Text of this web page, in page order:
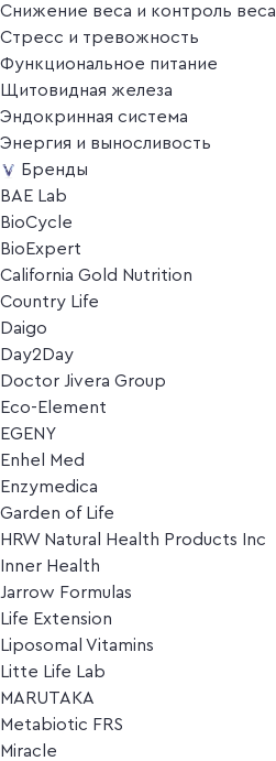
Снижение веса и контроль веса
Стресс и тревожность
Функциональное питание
Щитовидная железа
Эндокринная система
Энергия и выносливость
Бренды
BAE Lab
BioCycle
BioExpert
California Gold Nutrition
Country Life
Daigo
Day2Day
Doctor Jivera Group
Eco-Element
EGENY
Enhel Med
Enzymedica
Garden of Life
HRW Natural Health Products Inc
Inner Health
Jarrow Formulas
Life Extension
Liposomal Vitamins
Litte Life Lab
MARUTAKA
Metabiotic FRS
Miracle